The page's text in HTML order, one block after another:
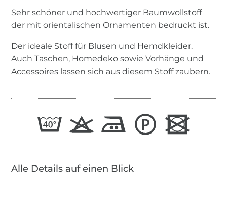
Sehr schöner und hochwertiger Baumwollstoff
der mit orientalischen Ornamenten bedruckt ist.
Der ideale Stoff für Blusen und Hemdkleider.
Auch Taschen, Homedeko sowie Vorhänge und
Accessoires lassen sich aus diesem Stoff zaubern.
Alle Details auf einen Blick